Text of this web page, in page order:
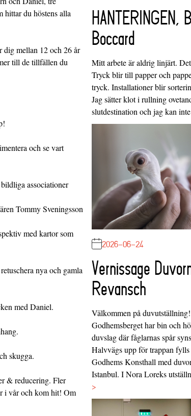
hittar du höstens alla
dig mellan 12 och 26 år
till de tillfällen du
och se vart
associationer
Tommy Sveningsson
med kartor som
nya och gamla
med Daniel.
skugga.
& reducering. Fler
i vår och kom hit! Om
HANTERINGEN,
Boccard
Mitt arbete är aldrig linjärt.
Tryck blir till papper och
tryck. Installationer blir
Jag sätter klot i rullning
slutdestination och jag kan
2026-06-24
Vernissage
Revansch
Välkommen på
Godhemsberget har bin och
duvslag där fåglarnas spår
Halvvägs upp för trappan fylls
Godhems Konsthall med
Istanbul. I Nora Loreks
>